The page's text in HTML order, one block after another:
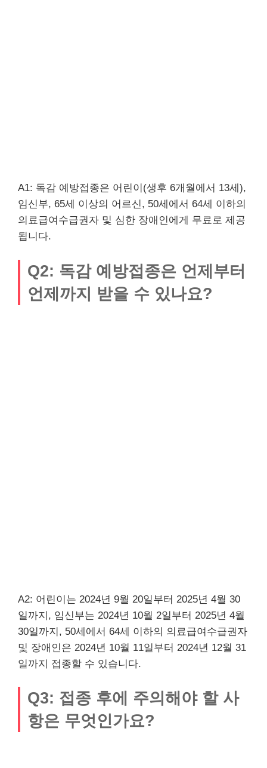
A1: 독감 예방접종은 어린이(생후 6개월에서 13세),
임신부, 65세 이상의 어르신, 50세에서 64세 이하의
의료급여수급권자 및 심한 장애인에게 무료로 제공
됩니다.
Q2: 독감 예방접종은 언제부터
언제까지 받을 수 있나요?
A2: 어린이는 2024년 9월 20일부터 2025년 4월 30
일까지, 임신부는 2024년 10월 2일부터 2025년 4월
30일까지, 50세에서 64세 이하의 의료급여수급권자
및 장애인은 2024년 10월 11일부터 2024년 12월 31
일까지 접종할 수 있습니다.
Q3: 접종 후에 주의해야 할 사
항은 무엇인가요?